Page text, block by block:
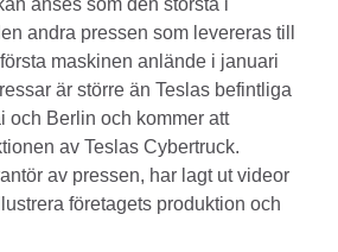
andra pressen som levereras till
maskinen anlände i januari
är större än Teslas befintliga
och Berlin och kommer att
av Teslas Cybertruck.
av pressen, har lagt ut videor
företagets produktion och